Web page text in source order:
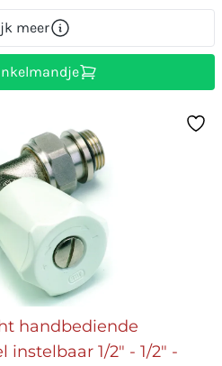
meer
handbediende
1/2" - 1/2" -